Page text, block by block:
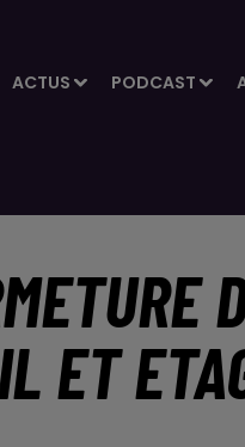
ACTUS PODCAST
ET